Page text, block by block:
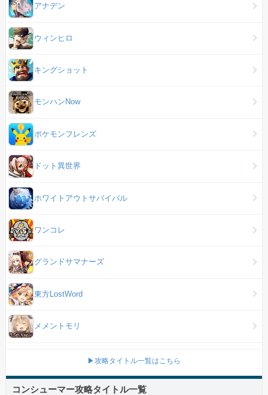
アナデン
ウィンヒロ
キングショット
モンハンNow
ポケモンフレンズ
ドット異世界
ホワイトアウトサバイバル
ワンコレ
グランドサマナーズ
東方LostWord
メメントモリ
▶攻略タイトル一覧はこちら
コンシューマー攻略タイトル一覧